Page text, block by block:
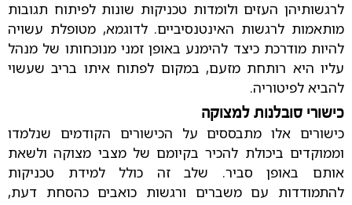
לרגשותיהן העזים ולומדות טכניקות שונות לפיתוח תגובות
מותאמות לרגשות האינטנסיביים. לדוגמא, מטופלת עשויה
להיות מודרכת כיצד להימנע באופן זמני מנוכחותו של מנהל
עליו היא רותחת מזעם, במקום לפתוח איתו בריב שעשוי
להביא לפיטוריה.
כישורי סובלנות למצוקה
כישורים אלו מתבססים על הכישורים הקודמים שנלמדו
וממוקדים ביכולת להכיר בקיומם של מצבי מצוקה ולשאת
אותם באופן סביר. שלב זה כולל למידת טכניקות
להתמודדות עם משברים ורגשות כואבים כהסחת דעת,